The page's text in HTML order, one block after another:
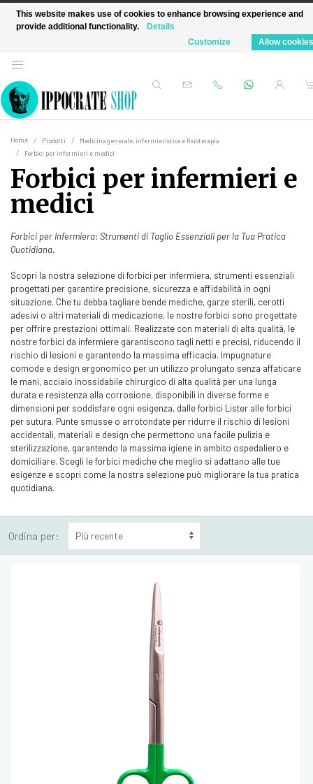
Home Prodotti
Medicina generale, infermieristica e fisioterapia
Forbici per infermieri e medici
Forbici per infermieri e
medici
Forbici per Infermiera: Strumenti di Taglio Essenziali per la Tua Pratica
Quotidiana.
Scopri la nostra selezione di forbici per infermiera, strumenti essenziali
progettati per garantire precisione, sicurezza e affidabilità in ogni
situazione. Che tu debba tagliare bende mediche, garze sterili, cerotti
adesivi o altri materiali di medicazione, le nostre forbici sono progettate
per offrire prestazioni ottimali. Realizzate con materiali di alta qualità, le
nostre forbici da infermiere garantiscono tagli netti e precisi, riducendo il
rischio di lesioni e garantendo la massima efficacia. Impugnature
comode e design ergonomico per un utilizzo prolungato senza affaticare
le mani, acciaio inossidabile chirurgico di alta qualità per una lunga
durata e resistenza alla corrosione, disponibili in diverse forme e
dimensioni per soddisfare ogni esigenza, dalle forbici Lister alle forbici
per sutura. Punte smusse o arrotondate per ridurre il rischio di lesioni
accidentali, materiali e design che permettono una facile pulizia e
sterilizzazione, garantendo la massima igiene in ambito ospedaliero e
domiciliare. Scegli le forbici mediche che meglio si adattano alle tue
esigenze e scopri come la nostra selezione può migliorare la tua pratica
quotidiana.
Ordina per:
This website makes use of cookies to enhance browsing experience and
provide additional functionality.
Details
Allow cookies
Customize